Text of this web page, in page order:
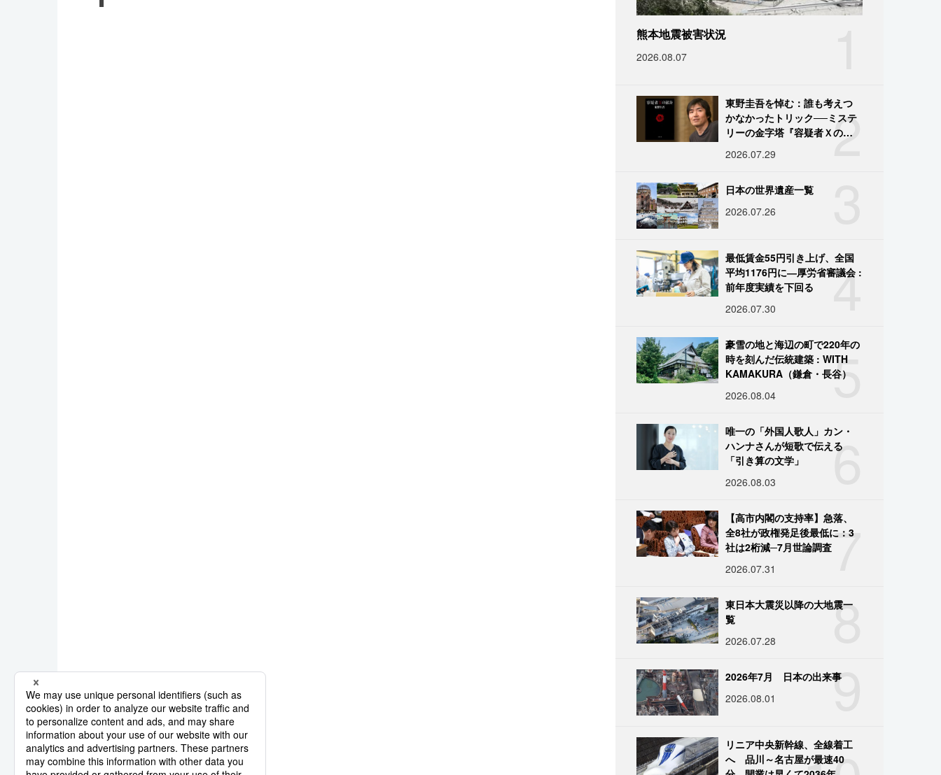
熊本地震被害状況
2026.08.07
2
東野圭吾を悼む：誰も考えつ
かなかったトリック──ミステ
リーの金字塔『容疑者Ｘの献
2026.07.29
日本の世界遺産一覧
2026.07.26
4
最低賃金55円引き上げ、全国
平均1176円に―厚労省審議会 :
前年度実績を下回る
2026.07.30
5
豪雪の地と海辺の町で220年の
時を刻んだ伝統建築 : WITH
KAMAKURA（鎌倉・長谷）
2026.08.04
6
唯一の「外国人歌人」カン・
ハンナさんが短歌で伝える
「引き算の文学」
2026.08.03
7
【高市内閣の支持率】急落、
全8社が政権発足後最低に：3
社は2桁減─7月世論調査
2026.07.31
8
東日本大震災以降の大地震一
覧
2026.07.28
9
2026年7月 日本の出来事
2026.08.01
リニア中央新幹線、全線着工
へ 品川～名古屋が最速40